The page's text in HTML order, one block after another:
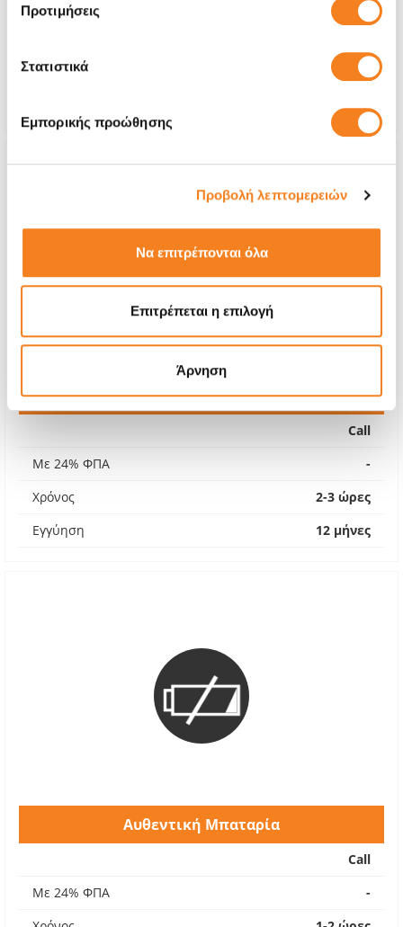
Προτιμήσεις
Στατιστικά
Εμπορικής προώθησης
Προβολή λεπτομερειών
Να επιτρέπονται όλα
Επιτρέπεται η επιλογή
Άρνηση
Χρόνος
2-3 ώρες
Αυθεντική Εσωτερική Οθόνη
Call
Με 24% ΦΠΑ
-
Χρόνος
2-3 ώρες
Εγγύηση
12 μήνες
Αυθεντική Μπαταρία
Call
Με 24% ΦΠΑ
-